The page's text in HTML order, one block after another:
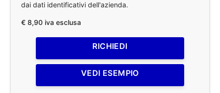
dai dati identificativi dell'azienda.
€ 8,90 iva esclusa
RICHIEDI
VEDI ESEMPIO